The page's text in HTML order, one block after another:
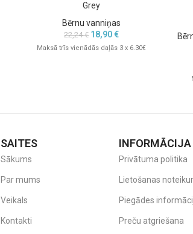
Grey
Bērnu vanniņas
22,24€ 18,90€
Maksā trīs vienādās daļās 3 x 6.30€
SAITES
Sākums
Par mums
Veikals
Kontakti
INFORMĀCIJA
Privātuma politika
Lietošanas
Piegādes
Preču atgriešana